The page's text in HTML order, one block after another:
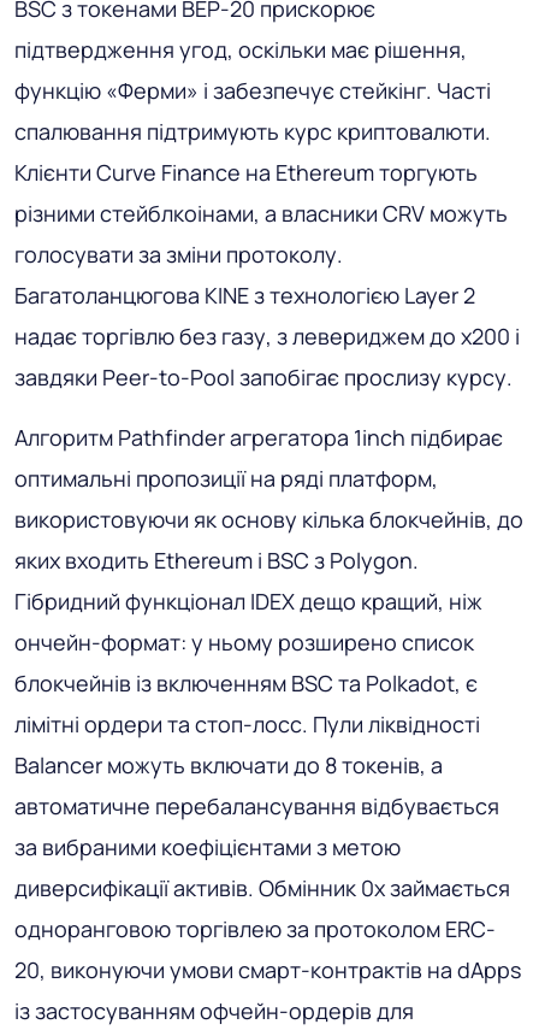
BSC з токенами BEP-20 прискорює
підтвердження угод, оскільки має рішення,
функцію «Ферми» і забезпечує стейкінг. Часті
спалювання підтримують курс криптовалюти.
Клієнти Curve Finance на Ethereum торгують
різними стейблкоінами, а власники CRV можуть
голосувати за зміни протоколу.
Багатоланцюгова KINE з технологією Layer 2
надає торгівлю без газу, з левериджем до х200 і
завдяки Peer-to-Pool запобігає прослизу курсу.
Алгоритм Pathfinder агрегатора 1inch підбирає
оптимальні пропозиції на ряді платформ,
використовуючи як основу кілька блокчейнів, до
яких входить Ethereum і BSC з Polygon.
Гібридний функціонал IDEX дещо кращий, ніж
ончейн-формат: у ньому розширено список
блокчейнів із включенням BSC та Polkadot, є
лімітні ордери та стоп-лосс. Пули ліквідності
Balancer можуть включати до 8 токенів, а
автоматичне перебалансування відбувається
за вибраними коефіцієнтами з метою
диверсифікації активів. Обмінник 0x займається
одноранговою торгівлею за протоколом ERC-
20, виконуючи умови смарт-контрактів на dApps
із застосуванням офчейн-ордерів для